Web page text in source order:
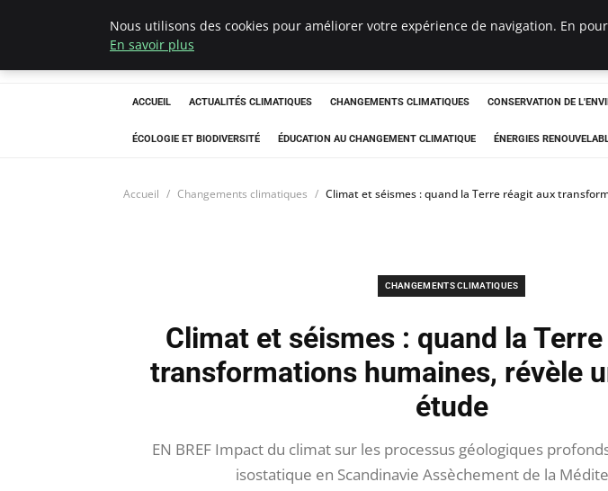
Climatedebtagents
ACCUEIL ACTUALITÉS CLIMATIQUES CHANGEMENTS CLIMATIQUES CONSERVATION DE
ÉCOLOGIE ET BIODIVERSITÉ ÉDUCATION AU CHANGEMENT CLIMATIQUE ÉNERGIES
Accueil Changements climatiques Climat et séismes : quand la Terre réagit aux
CHANGEMENTS CLIMATIQUES
Climat et séismes : quand la
transformations humaines, révèle
étude
EN BREF Impact du climat sur les processus géologiques
isostatique en Scandinavie Assèchement de la
Nous utilisons des cookies pour améliorer votre expérience de navigation. En
En savoir plus